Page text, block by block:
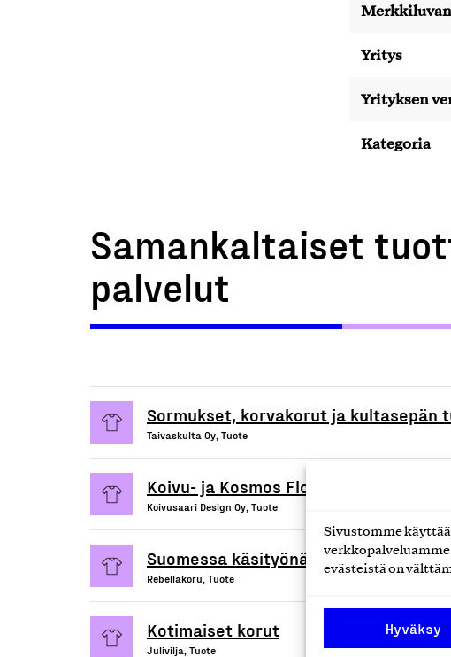
Sivustomme
evästeistä on
Hyväksy
Yritys
Yrityksen
Kategoria
Samankaltaiset
palvelut
Sormukset, korvakorut ja kultasepän
Taivaskulta Oy, Tuote
Koivu- ja Kosmos Floral- korut
Koivusaari Design Oy, Tuote
Suomessa käsityönä valmistetut
Rebellakoru, Tuote
Kotimaiset korut
Julivilja, Tuote